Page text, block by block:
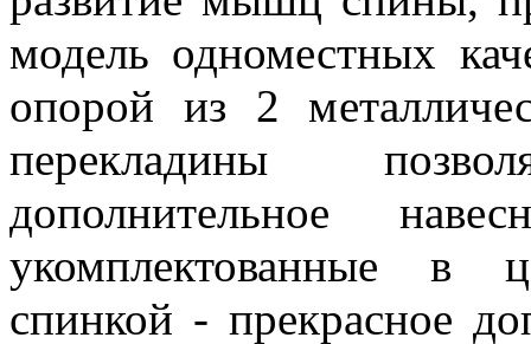
модель одноместных
опорой из 2
перекладины
дополнительное
укомплектованные в
спинкой - прекрасное